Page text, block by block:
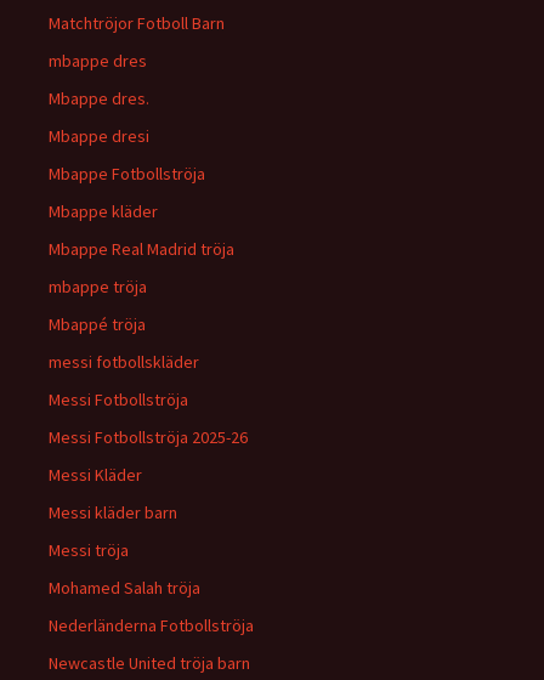
Matchtröjor Fotboll Barn
mbappe dres
Mbappe dres.
Mbappe dresi
Mbappe Fotbollströja
Mbappe kläder
Mbappe Real Madrid tröja
mbappe tröja
Mbappé tröja
messi fotbollskläder
Messi Fotbollströja
Messi Fotbollströja 2025-26
Messi Kläder
Messi kläder barn
Messi tröja
Mohamed Salah tröja
Nederländerna Fotbollströja
Newcastle United tröja barn